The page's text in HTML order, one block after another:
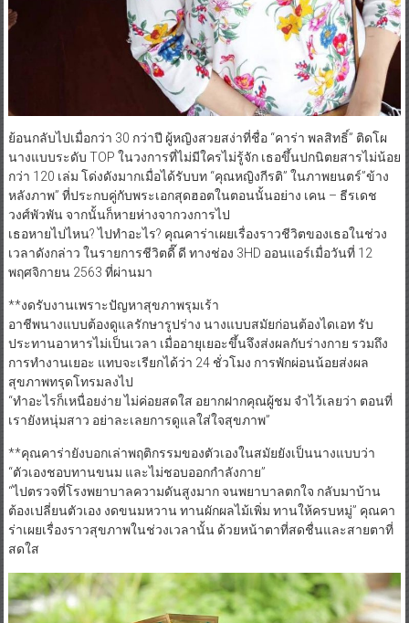
ย้อนกลับไปเมื่อกว่า 30 กว่าปี ผู้หญิงสวยสง่าที่ชื่อ “คาร่า พลสิทธิ์” ติดโผ
นางแบบระดับ TOP ในวงการที่ไม่มีใครไม่รู้จัก เธอขึ้นปกนิตยสารไม่น้อย
กว่า 120 เล่ม โด่งดังมากเมื่อได้รับบท “คุณหญิงกีรติ” ในภาพยนตร์”ข้าง
หลังภาพ” ที่ประกบคู่กับพระเอกสุดฮอตในตอนนั้นอย่าง เคน – ธีรเดช
วงศ์พัวพัน จากนั้นก็หายห่างจากวงการไป
เธอหายไปไหน? ไปทำอะไร? คุณคาร่าเผยเรื่องราวชีวิตของเธอในช่วง
เวลาดังกล่าว ในรายการชีวิตดี๊ ดี ทางช่อง 3HD ออนแอร์เมื่อวันที่ 12
พฤศจิกายน 2563 ที่ผ่านมา
**งดรับงานเพราะปัญหาสุขภาพรุมเร้า
อาชีพนางแบบต้องดูแลรักษารูปร่าง นางแบบสมัยก่อนต้องไดเอท รับ
ประทานอาหารไม่เป็นเวลา เมื่ออายุเยอะขึ้นจึงส่งผลกับร่างกาย รวมถึง
การทำงานเยอะ แทบจะเรียกได้ว่า 24 ชั่วโมง การพักผ่อนน้อยส่งผล
สุขภาพทรุดโทรมลงไป
“ทำอะไรก็เหนื่อยง่าย ไม่ค่อยสดใส อยากฝากคุณผู้ชม จำไว้เลยว่า ตอนที่
เรายังหนุ่มสาว อย่าละเลยการดูแลใส่ใจสุขภาพ”
**คุณคาร่ายังบอกเล่าพฤติกรรมของตัวเองในสมัยยังเป็นนางแบบว่า
“ตัวเองชอบทานขนม และไม่ชอบออกกำลังกาย”
“ไปตรวจที่โรงพยาบาลความดันสูงมาก จนพยาบาลตกใจ กลับมาบ้าน
ต้องเปลี่ยนตัวเอง งดขนมหวาน ทานผักผลไม้เพิ่ม ทานให้ครบหมู่” คุณคา
ร่าเผยเรื่องราวสุขภาพในช่วงเวลานั้น ด้วยหน้าตาที่สดชื่นและสายตาที่
สดใส